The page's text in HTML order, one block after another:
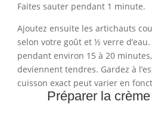
Faites sauter pendant 1 minute.
Ajoutez ensuite les artichauts
selon votre goût et ½ verre
pendant environ 15 à 20 minutes,
deviennent tendres. Gardez à
cuisson exact peut varier en
Préparer la